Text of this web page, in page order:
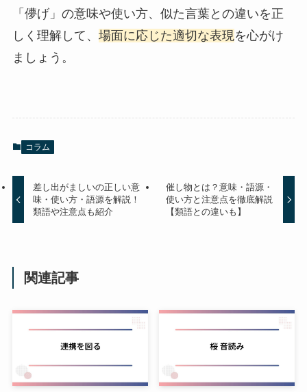
「儚げ」の意味や使い方、似た言葉との違いを正
しく理解して、 場面に応じた適切な表現を心がけ
ましょう。
コラム
差し出がましいの正しい意
味・使い方・語源を解説！
類語や注意点も紹介
催し物とは？意味・語源・
使い方と注意点を徹底解説
【類語との違いも】
関連記事